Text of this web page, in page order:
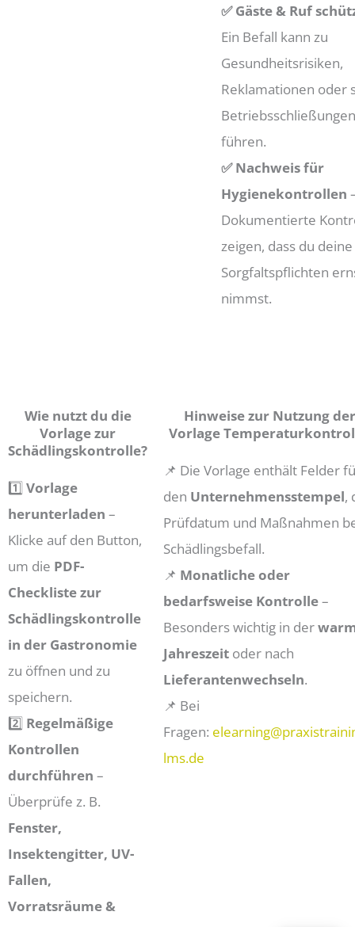
✅ Gäste & Ruf
Ein Befall kann zu
Gesundheitsrisiken,
Reklamationen oder
Betriebsschließungen
führen.
✅ Nachweis für
Hygienekontrollen
Dokumentierte
zeigen, dass du deine
Sorgfaltspflichten
nimmst.
Wie nutzt du die
Vorlage zur
Schädlingskontrolle?
1️⃣Vorlage
herunterladen –
Klicke auf den Button,
um die PDF-
Checkliste zur
Schädlingskontrolle
in der Gastronomie
zu öffnen und zu
speichern.
2️⃣ Regelmäßige
Kontrollen
durchführen –
Überprüfe z. B.
Fenster,
Insektengitter, UV-
Fallen,
Vorratsräume &
Hinweise zur Nutzung der
Vorlage
📌 Die Vorlage enthält Felder
den Unternehmensstempel,
Prüfdatum und Maßnahmen
Schädlingsbefall.
📌 Monatliche oder
bedarfsweise Kontrolle–
Besonders wichtig in der
Jahreszeit oder nach
Lieferantenwechseln.
📌 Bei
Fragen:
lms.de